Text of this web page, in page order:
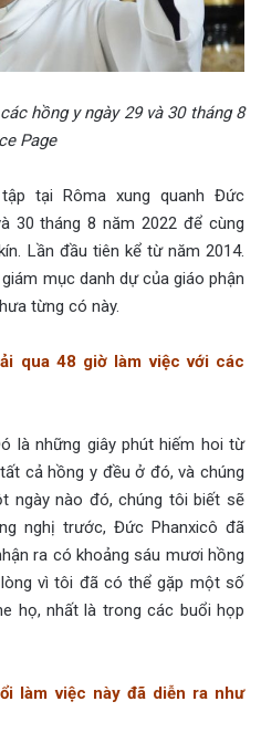
hồng y ngày 29 và 30 tháng 8
Page
tại Rôma xung quanh Đức
30 tháng 8 năm 2022 để cùng
Lần đầu tiên kể từ năm 2014.
mục danh dự của giáo phận
từng có này.
qua 48 giờ làm việc với các
là những giây phút hiếm hoi từ
cả hồng y đều ở đó, và chúng
ngày nào đó, chúng tôi biết sẽ
nghị trước, Đức Phanxicô đã
ra có khoảng sáu mươi hồng
vì tôi đã có thể gặp một số
họ, nhất là trong các buổi họp
làm việc này đã diễn ra như